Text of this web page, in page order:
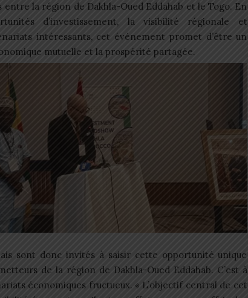
la région de Dakhla-Oued Eddahab et le Togo. En
d’investissement, la visibilité régionale et
intéressants, cet événement promet d’être un
mutuelle et la prospérité partagée.
sont donc invités à saisir cette opportunité unique
de la région de Dakhla-Oued Eddahab. C’est à
économiques fructueux. « L’objectif central de cet